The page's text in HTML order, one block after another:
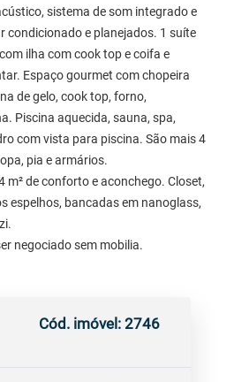
sistema de som integrado e
condicionado e planejados. 1 suíte
ilha com cook top e coifa e
Espaço gourmet com chopeira
de gelo, cook top, forno,
Piscina aquecida, sauna, spa,
com vista para piscina. São mais 4
pia e armários.
de conforto e aconchego. Closet,
espelhos, bancadas em nanoglass,
negociado sem mobilia.
Cód. imóvel: 2746